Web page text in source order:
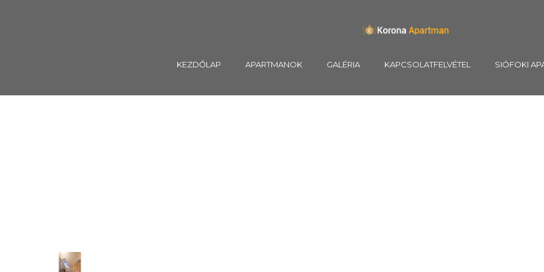
KEZDŐLAP APARTMANOK GALÉRIA KAPCSOLATFELVÉTEL SIÓFOKI